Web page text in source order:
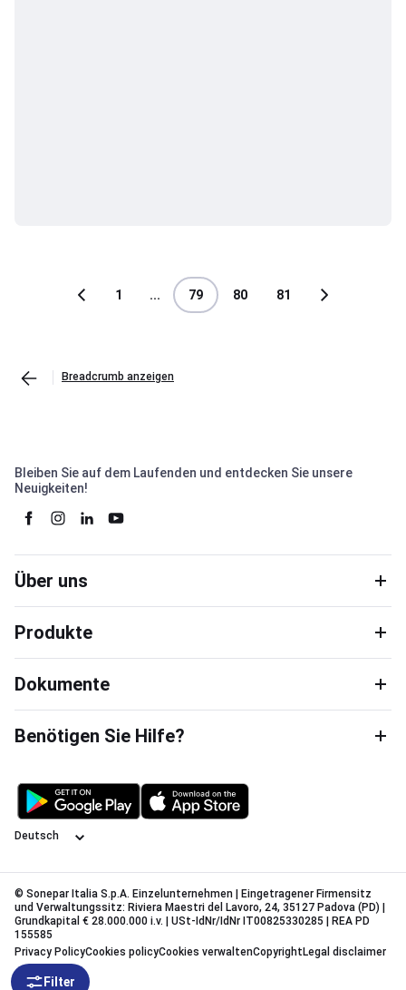
Filter
1 ... 79 80 81
Breadcrumb anzeigen
Bleiben Sie auf dem Laufenden und entdecken Sie unsere
Neuigkeiten!
Über uns
Produkte
Dokumente
Benötigen Sie Hilfe?
Sprache
© Sonepar Italia S.p.A. Einzelunternehmen | Eingetragener Firmensitz
und Verwaltungssitz: Riviera Maestri del Lavoro, 24, 35127 Padova (PD) |
Grundkapital € 28.000.000 i.v. | USt-IdNr/IdNr IT00825330285 | REA PD
155585
Privacy PolicyCookies policyCookies verwaltenCopyright Legal disclaimer